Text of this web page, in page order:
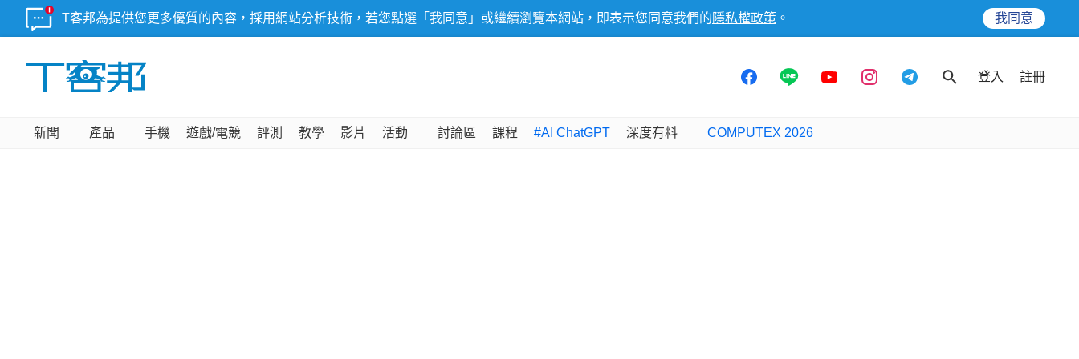
T客邦為提供您更多優質的內容，採用網站分析技術，若您點選「我同意」或繼續瀏覽本網站，即表示您同意我們的 隱私權政策 。 我同意
登入 註冊
新聞 產品 手機 遊戲/電競 評測 教學 影片 活動 討論區 課程 #AI ChatGPT 深度有料 COMPUTEX 2026